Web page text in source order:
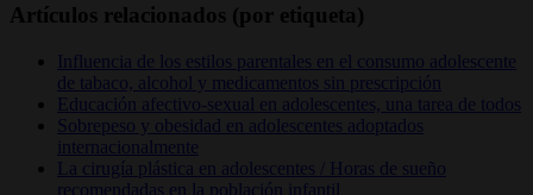
Artículos relacionados (por etiqueta)
Influencia de los estilos parentales en el consumo adolescente
de tabaco, alcohol y medicamentos sin prescripción
Educación afectivo-sexual en adolescentes, una tarea de todos
Sobrepeso y obesidad en adolescentes adoptados
internacionalmente
La cirugía plástica en adolescentes / Horas de sueño
recomendadas en la población infantil